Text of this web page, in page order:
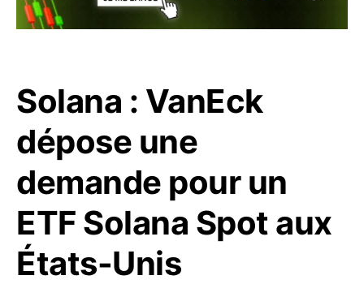
Solana : VanEck
dépose une
demande pour un
ETF Solana Spot aux
États-Unis